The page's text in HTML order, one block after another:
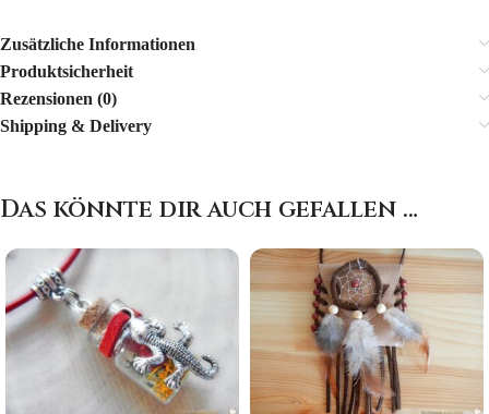
Zusätzliche Informationen
Produktsicherheit
Rezensionen (0)
Shipping & Delivery
Das könnte dir auch gefallen …